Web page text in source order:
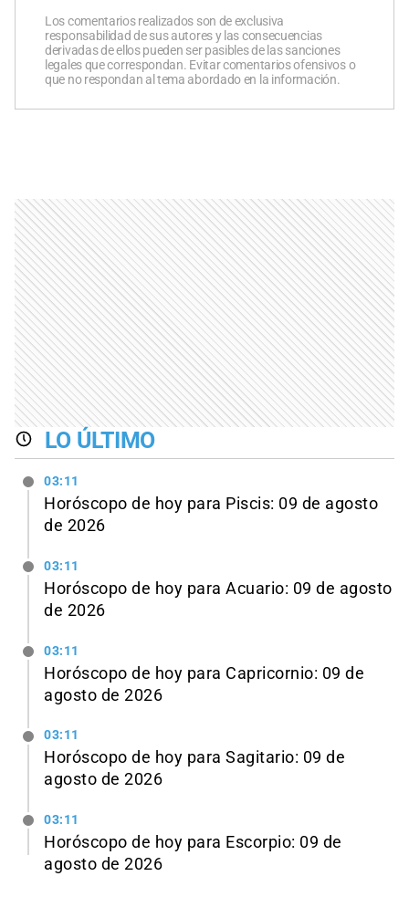
Los comentarios realizados son de exclusiva
responsabilidad de sus autores y las consecuencias
derivadas de ellos pueden ser pasibles de las sanciones
legales que correspondan. Evitar comentarios ofensivos o
que no respondan al tema abordado en la información.
LO ÚLTIMO
03:11
Horóscopo de hoy para Piscis: 09 de agosto
de 2026
03:11
Horóscopo de hoy para Acuario: 09 de agosto
de 2026
03:11
Horóscopo de hoy para Capricornio: 09 de
agosto de 2026
03:11
Horóscopo de hoy para Sagitario: 09 de
agosto de 2026
03:11
Horóscopo de hoy para Escorpio: 09 de
agosto de 2026